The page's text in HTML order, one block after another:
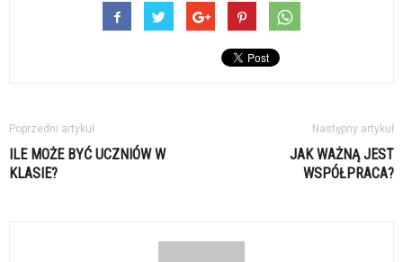
Poprzedni artykuł
ILE MOŻE BYĆ UCZNIÓW W
KLASIE?
Następny artykuł
JAK WAŻNĄ JEST
WSPÓŁPRACA?